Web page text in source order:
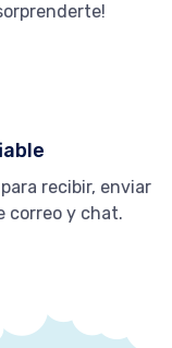
recibir, enviar
correo y chat.